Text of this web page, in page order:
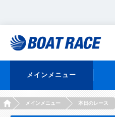
メインメニュー
HOMEメインメニュー 本日のレース